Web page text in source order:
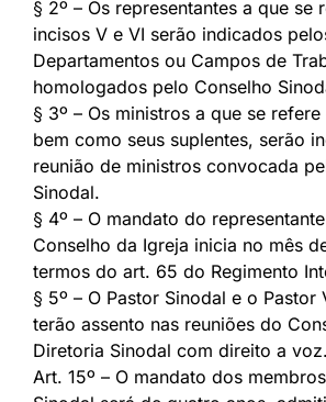
§ 2º – Os representantes a que se
incisos V e VI serão indicados
Departamentos ou Campos de
homologados pelo Conselho
§ 3º – Os ministros a que se
bem como seus suplentes, serão
reunião de ministros convocada
Sinodal.
§ 4º – O mandato do
Conselho da Igreja inicia no mês
termos do art. 65 do Regimento
§ 5º – O Pastor Sinodal e o Pastor
terão assento nas reuniões do
Diretoria Sinodal com direito a voz.
Art. 15º – O mandato dos